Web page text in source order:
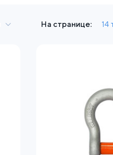
На странице: 14